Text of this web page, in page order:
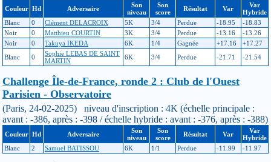
Couleur Hd Adversaire
Son
niveau
Son
score
Résultat Var
Var
Hybride
Blanc
0 Clément DELACROIX 5K 3/4 Perdue -18.95
-18.83
Noir
0 Matthieu COURTIN 3K 3/4 Perdue -13.16
-13.26
Noir
0 Takuya IKEDA 6K 1/4 Gagnée +17.16
+17.27
Blanc
0
Sophie LEBAS DE SAINT
MARTIN
6K 3/4 Perdue -21.71 -21.54
Challenge Île-de-France, ronde 2 : Club de l'Ouest
Parisien - Observatoire
(Paris, 24-02-2025) niveau d'inscription : 4K (échelle principale :
avant : -386, après : -398 / échelle hybride : avant : -376, après : -388)
Couleur Hd Adversaire
Son
niveau
Son
score
Résultat Var
Var
Hybride
Blanc
2 Samuel BATISSOU 6K 1/1 Perdue -11.99 -11.97